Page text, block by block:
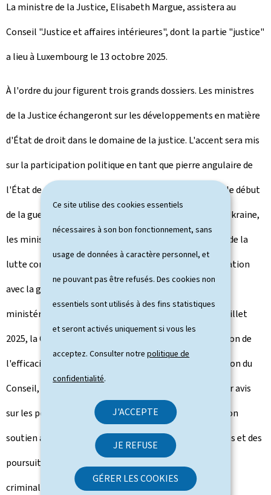
Ce site utilise des cookies essentiels
nécessaires à son bon fonctionnement, sans
usage de données à caractère personnel, et
ne pouvant pas être refusés. Des cookies non
essentiels sont utilisés à des fins statistiques
et seront activés uniquement si vous les
acceptez. Consulter notrepolitique de
confidentialité.
J'ACCEPTE
JE REFUSE
GÉRER LES COOKIES
é
e
l
La ministre de la Justice, Elisabeth Margue, assistera au
Conseil "Justice et affaires intérieures", dont la partie "justice"
a lieu à Luxembourg le 13 octobre 2025.
À l'ordre du jour figurent trois grands dossiers. Les ministres
de la Justice échangeront sur les développements en matière
d'État de droit dans le domaine de la justice. L'accent sera mis
sur la participation politique en tant que pierre angulaire de
l'État de droit. Par la suite, comme c'est le cas depuis le début
de la guerre d'agression menée par la Russie contre l'Ukraine,
les ministres seront informés de l'état d'avancement de la
lutte contre l'impunité pour les crimes commis en relation
avec la guerre en Ukraine. Pour finir, une discussion
ministérielle sera consacrée à l'avenir d'Eurojust. En juillet
2025, la Commission européenne a publié une évaluation de
l'efficacité et de l'efficience d'Eurojust. Lors de la réunion du
Conseil, les ministres auront l'occasion d'exprimer leur avis
sur les possibilités pour Eurojust d'améliorer encore son
soutien aux autorités nationales chargées des enquêtes et des
poursuites dans la lutte contre les formes graves de
criminalité.